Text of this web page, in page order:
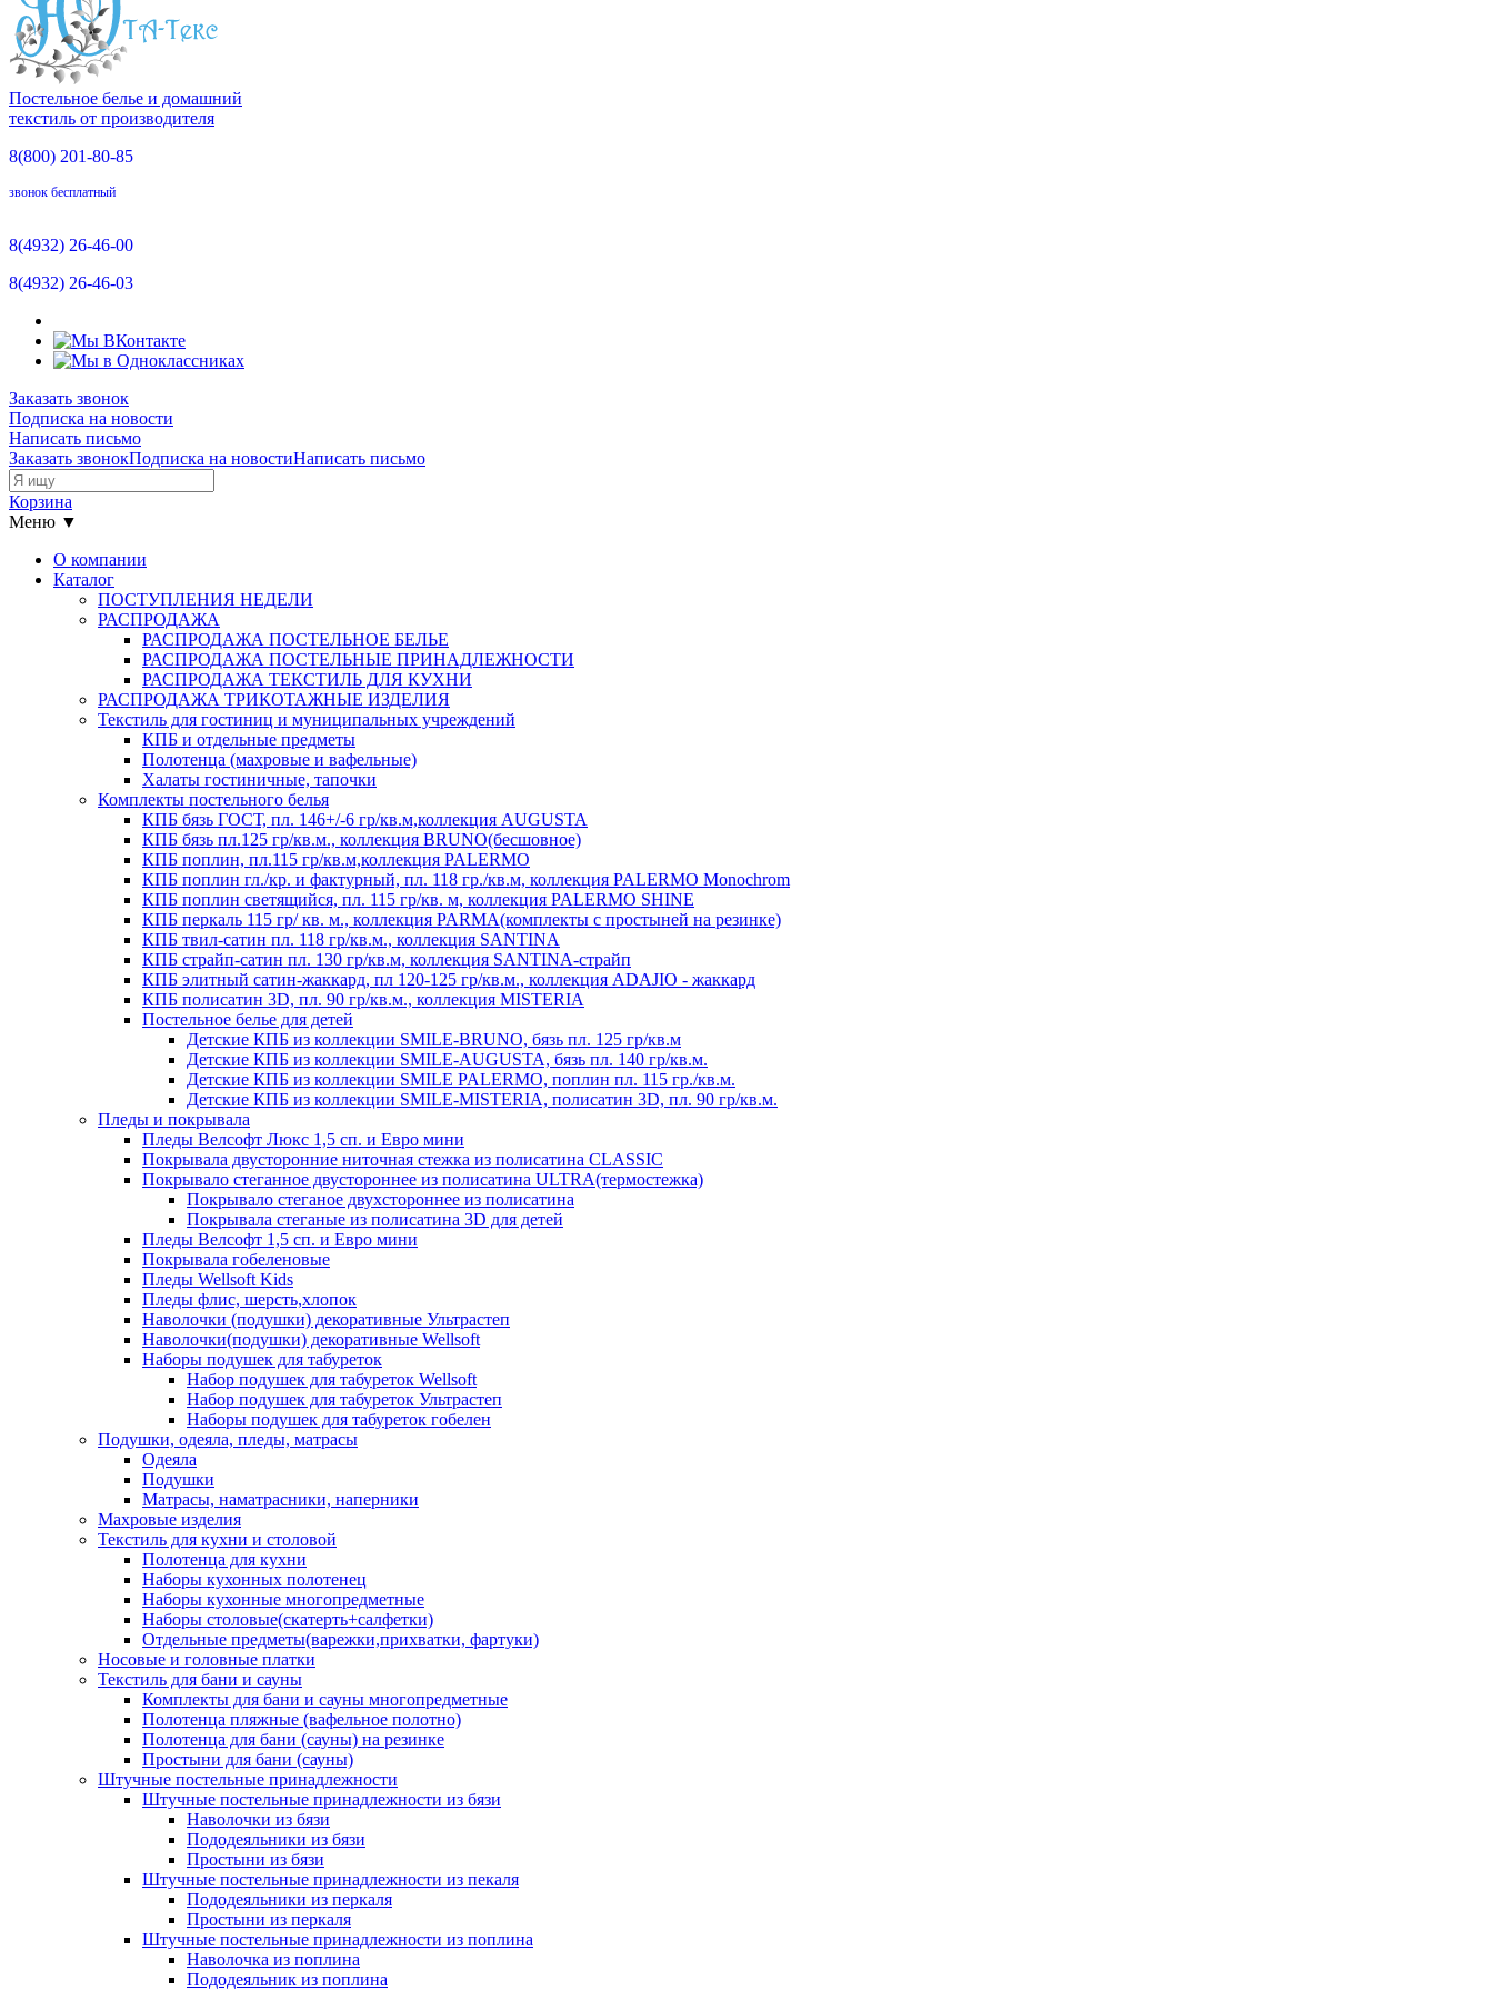
Постельное белье и домашний
текстиль от производителя
8(800) 201-80-85
звонок бесплатный
8(4932) 26-46-00
8(4932) 26-46-03
Заказать звонок
Подписка на новости
Написать письмо
Заказать звонокПодписка на новостиНаписать письмо
Корзина
Меню ▼
О компании
Каталог
ПОСТУПЛЕНИЯ НЕДЕЛИ
РАСПРОДАЖА
РАСПРОДАЖА ПОСТЕЛЬНОЕ БЕЛЬЕ
РАСПРОДАЖА ПОСТЕЛЬНЫЕ ПРИНАДЛЕЖНОСТИ
РАСПРОДАЖА ТЕКСТИЛЬ ДЛЯ КУХНИ
РАСПРОДАЖА ТРИКОТАЖНЫЕ ИЗДЕЛИЯ
Текстиль для гостиниц и муниципальных учреждений
КПБ и отдельные предметы
Полотенца (махровые и вафельные)
Халаты гостиничные, тапочки
Комплекты постельного белья
КПБ бязь ГОСТ, пл. 146+/-6 гр/кв.м,коллекция AUGUSTA
КПБ бязь пл.125 гр/кв.м., коллекция BRUNO(бесшовное)
КПБ поплин, пл.115 гр/кв.м,коллекция PALERMO
КПБ поплин гл./кр. и фактурный, пл. 118 гр./кв.м, коллекция PALERMO Monochrom
КПБ поплин светящийся, пл. 115 гр/кв. м, коллекция PALERMO SHINE
КПБ перкаль 115 гр/ кв. м., коллекция PARMA(комплекты с простыней на резинке)
КПБ твил-сатин пл. 118 гр/кв.м., коллекция SANTINA
КПБ страйп-сатин пл. 130 гр/кв.м, коллекция SANTINA-страйп
КПБ элитный сатин-жаккард, пл 120-125 гр/кв.м., коллекция ADAJIO - жаккард
КПБ полисатин 3D, пл. 90 гр/кв.м., коллекция MISTERIA
Постельное белье для детей
Детские КПБ из коллекции SMILE-BRUNO, бязь пл. 125 гр/кв.м
Детские КПБ из коллекции SMILE-AUGUSTA, бязь пл. 140 гр/кв.м.
Детские КПБ из коллекции SMILE PALERMO, поплин пл. 115 гр./кв.м.
Детские КПБ из коллекции SMILE-MISTERIA, полисатин 3D, пл. 90 гр/кв.м.
Пледы и покрывала
Пледы Велсофт Люкс 1,5 сп. и Евро мини
Покрывала двусторонние ниточная стежка из полисатина CLASSIC
Покрывало стеганное двустороннее из полисатина ULTRA(термостежка)
Покрывало стеганое двухстороннее из полисатина
Покрывала стеганые из полисатина 3D для детей
Пледы Велсофт 1,5 сп. и Евро мини
Покрывала гобеленовые
Пледы Wellsoft Kids
Пледы флис, шерсть,хлопок
Наволочки (подушки) декоративные Ультрастеп
Наволочки(подушки) декоративные Wellsoft
Наборы подушек для табуреток
Набор подушек для табуреток Wellsoft
Набор подушек для табуреток Ультрастеп
Наборы подушек для табуреток гобелен
Подушки, одеяла, пледы, матрасы
Одеяла
Подушки
Матрасы, наматрасники, наперники
Махровые изделия
Текстиль для кухни и столовой
Полотенца для кухни
Наборы кухонных полотенец
Наборы кухонные многопредметные
Наборы столовые(скатерть+салфетки)
Отдельные предметы(варежки,прихватки, фартуки)
Носовые и головные платки
Текстиль для бани и сауны
Комплекты для бани и сауны многопредметные
Полотенца пляжные (вафельное полотно)
Полотенца для бани (сауны) на резинке
Простыни для бани (сауны)
Штучные постельные принадлежности
Штучные постельные принадлежности из бязи
Наволочки из бязи
Пододеяльники из бязи
Простыни из бязи
Штучные постельные принадлежности из пекаля
Пододеяльники из перкаля
Простыни из перкаля
Штучные постельные принадлежности из поплина
Наволочка из поплина
Пододеяльник из поплина